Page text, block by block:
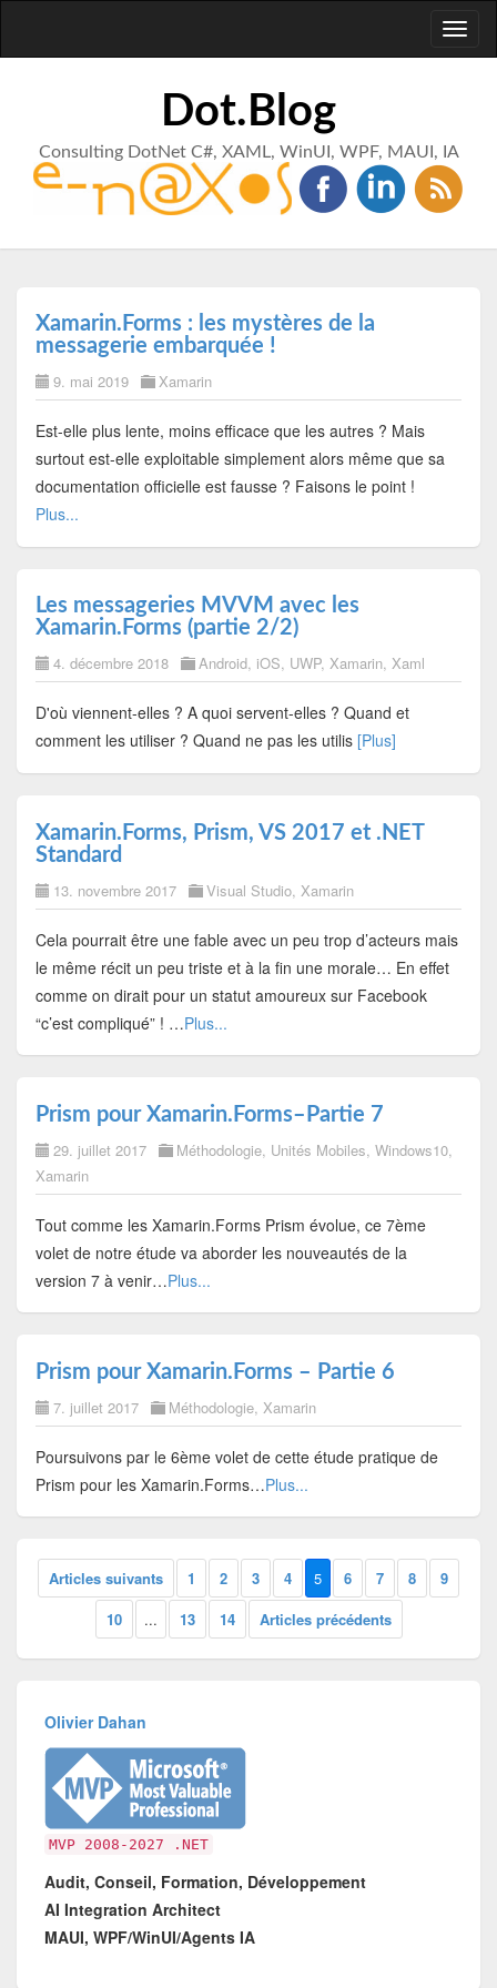
Dot.Blog
Consulting DotNet C#, XAML, WinUI, WPF, MAUI, IA
Xamarin.Forms : les mystères de la
messagerie embarquée !
9. mai 2019 Xamarin
Est-elle plus lente, moins efficace que les autres ? Mais
surtout est-elle exploitable simplement alors même que sa
documentation officielle est fausse ? Faisons le point !
Plus...
Les messageries MVVM avec les
Xamarin.Forms (partie 2/2)
4. décembre 2018 Android, iOS, UWP, Xamarin, Xaml
D'où viennent-elles ? A quoi servent-elles ? Quand et
comment les utiliser ? Quand ne pas les utilis [Plus]
Xamarin.Forms, Prism, VS 2017 et .NET
Standard
13. novembre 2017 Visual Studio, Xamarin
Cela pourrait être une fable avec un peu trop d’acteurs mais
le même récit un peu triste et à la fin une morale… En effet
comme on dirait pour un statut amoureux sur Facebook
“c’est compliqué” ! …Plus...
Prism pour Xamarin.Forms–Partie 7
29. juillet 2017 Méthodologie, Unités Mobiles, Windows10,
Xamarin
Tout comme les Xamarin.Forms Prism évolue, ce 7ème
volet de notre étude va aborder les nouveautés de la
version 7 à venir…Plus...
Prism pour Xamarin.Forms – Partie 6
7. juillet 2017 Méthodologie, Xamarin
Poursuivons par le 6ème volet de cette étude pratique de
Prism pour les Xamarin.Forms…Plus...
Articles suivants 1 2 3 4 5 6 7 8
9
10
... 13 14 Articles précédents
Olivier Dahan
MVP 2008-2027 .NET
Audit, Conseil, Formation, Développement
AI Integration Architect
MAUI, WPF/WinUI/Agents IA